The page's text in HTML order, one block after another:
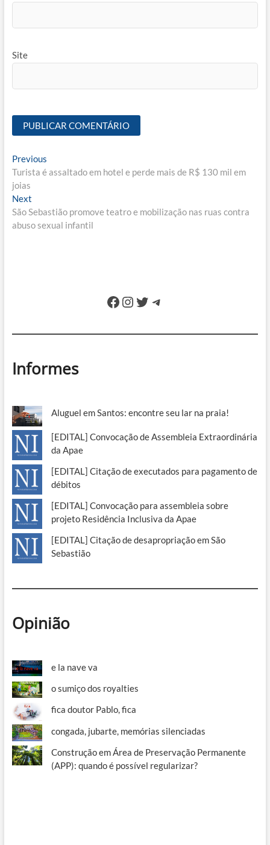
Site
Navegação
de
Post
PreviousPrevious
post:
Turista é assaltado em hotel e perde mais de R$ 130 mil em
joias
NextNext
post:
São Sebastião promove teatro e mobilização nas ruas contra
abuso sexual infantil
Facebook
Instagram
Twitter
Telegram
Informes
Aluguel em Santos: encontre seu lar na praia!
[EDITAL] Convocação de Assembleia Extraordinária
da Apae
[EDITAL] Citação de executados para pagamento de
débitos
[EDITAL] Convocação para assembleia sobre
projeto Residência Inclusiva da Apae
[EDITAL] Citação de desapropriação em São
Sebastião
Opinião
e la nave va
o sumiço dos royalties
fica doutor Pablo, fica
congada, jubarte, memórias silenciadas
Construção em Área de Preservação Permanente
(APP): quando é possível regularizar?